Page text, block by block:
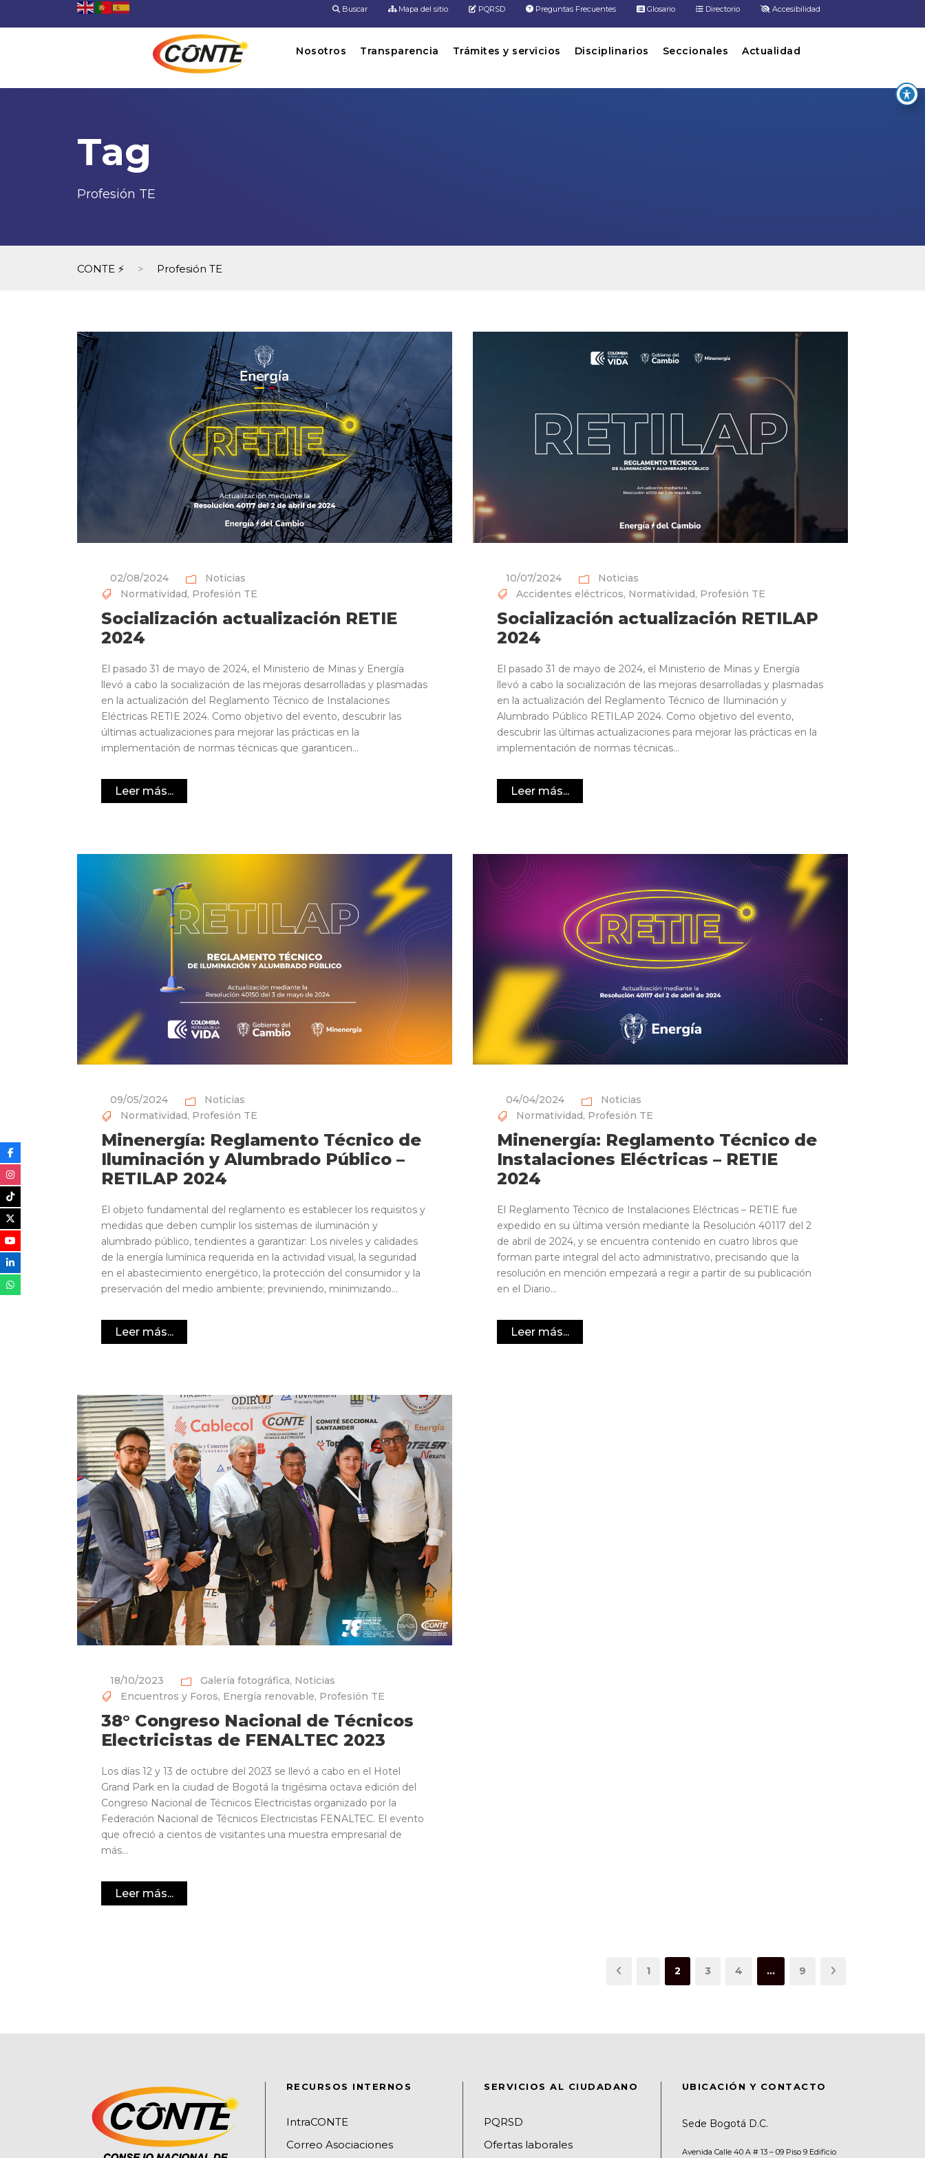
Buscar Mapa del sitio PQRSD Preguntas Frecuentes Glosario Directorio Accesibilidad
Nosotros Transparencia Trámites y servicios Disciplinarios Seccionales Actualidad
Tag
Profesión TE
CONTE ⚡ > Profesión TE
02/08/2024
Noticias
Normatividad, Profesión TE
Socialización actualización RETIE
2024
El pasado 31 de mayo de 2024, el Ministerio de Minas y Energía
llevó a cabo la socialización de las mejoras desarrolladas y plasmadas
en la actualización del Reglamento Técnico de Instalaciones
Eléctricas RETIE 2024. Como objetivo del evento, descubrir las
últimas actualizaciones para mejorar las prácticas en la
implementación de normas técnicas que garanticen...
Leer más...
10/07/2024
Noticias
Accidentes eléctricos, Normatividad, Profesión TE
Socialización actualización RETILAP
2024
El pasado 31 de mayo de 2024, el Ministerio de Minas y Energía
llevó a cabo la socialización de las mejoras desarrolladas y plasmadas
en la actualización del Reglamento Técnico de Iluminación y
Alumbrado Público RETILAP 2024. Como objetivo del evento,
descubrir las últimas actualizaciones para mejorar las prácticas en la
implementación de normas técnicas...
Leer más...
09/05/2024
Noticias
Normatividad, Profesión TE
Minenergía: Reglamento Técnico de
Iluminación y Alumbrado Público –
RETILAP 2024
El objeto fundamental del reglamento es establecer los requisitos y
medidas que deben cumplir los sistemas de iluminación y
alumbrado público, tendientes a garantizar: Los niveles y calidades
de la energía lumínica requerida en la actividad visual, la seguridad
en el abastecimiento energético, la protección del consumidor y la
preservación del medio ambiente; previniendo, minimizando...
Leer más...
04/04/2024
Noticias
Normatividad, Profesión TE
Minenergía: Reglamento Técnico de
Instalaciones Eléctricas – RETIE
2024
El Reglamento Técnico de Instalaciones Eléctricas – RETIE fue
expedido en su última versión mediante la Resolución 40117 del 2
de abril de 2024, y se encuentra contenido en cuatro libros que
forman parte integral del acto administrativo, precisando que la
resolución en mención empezará a regir a partir de su publicación
en el Diario...
Leer más...
18/10/2023 Galería fotográfica, Noticias
Encuentros y Foros, Energía renovable, Profesión TE
38° Congreso Nacional de Técnicos
Electricistas de FENALTEC 2023
Los días 12 y 13 de octubre del 2023 se llevó a cabo en el Hotel
Grand Park en la ciudad de Bogotá la trigésima octava edición del
Congreso Nacional de Técnicos Electricistas organizado por la
Federación Nacional de Técnicos Electricistas FENALTEC. El evento
que ofreció a cientos de visitantes una muestra empresarial de
más...
Leer más...
1 2 3 4 … 9
RECURSOS INTERNOS
IntraCONTE
Correo Asociaciones
SERVICIOS AL CIUDADANO
PQRSD
Ofertas laborales
UBICACIÓN Y CONTACTO
Sede Bogotá D.C.
Avenida Calle 40 A # 13 – 09 Piso 9 Edificio